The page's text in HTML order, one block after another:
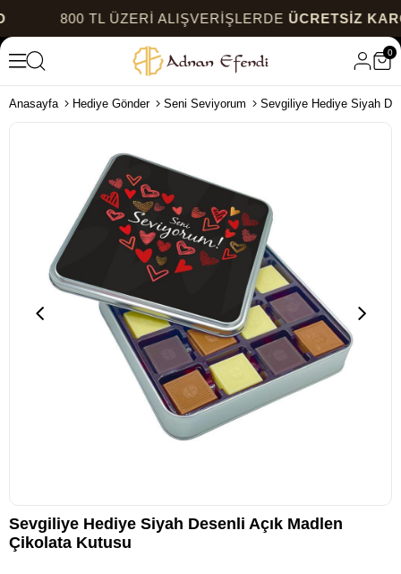
800 TL ÜZERİ ALIŞVERİŞLERDEÜCRETSİZ KARGO
0
Anasayfa Hediye Gönder Seni Seviyorum
Sevgiliye Hediye Siyah Desenli Açık Madlen
Çikolata Kutusu